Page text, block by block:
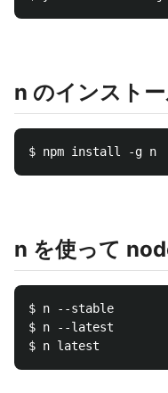
n のインスト
n を使って
$ n --stable
$ n --latest